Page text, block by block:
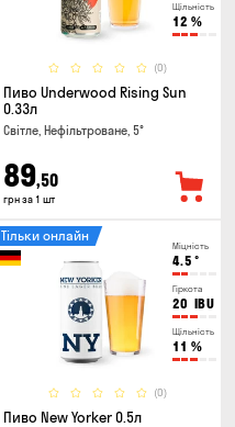
Щільність
12 %
(0)
Пиво Underwood Rising Sun
0.33л
Світле, Нефільтроване, 5°
89,50
грн за 1 шт
Міцність
4.5 °
Гіркота
20 IBU
Щільність
11 %
(0)
Тільки онлайн
Пиво New Yorker 0.5л